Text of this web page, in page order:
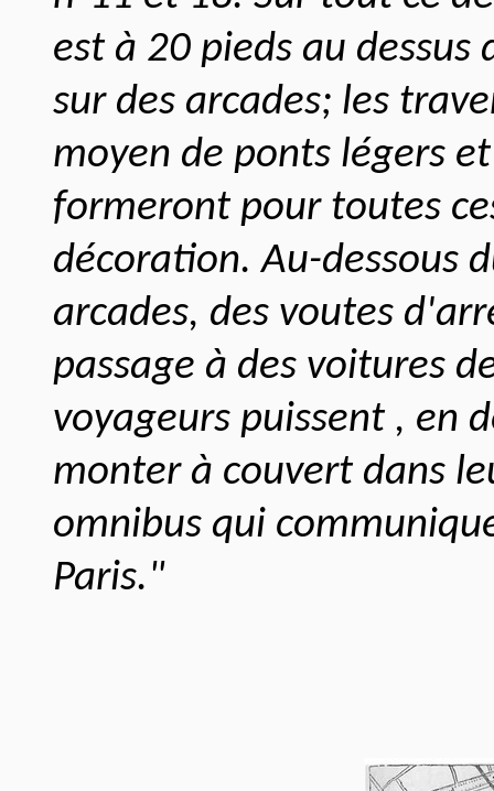
est à 20 pieds au
sur des arcades; les
moyen de ponts légers
formeront pour toutes
décoration. Au-dessous
arcades, des voutes
passage à des voitures
voyageurs puissent , en
monter à couvert dans
omnibus qui
Paris."